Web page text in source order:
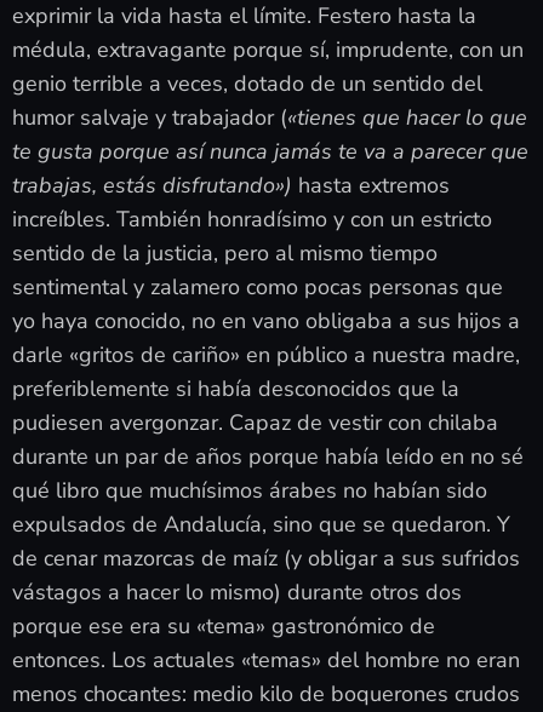
exprimir la vida hasta el límite. Festero hasta la
médula, extravagante porque sí, imprudente, con un
genio terrible a veces, dotado de un sentido del
humor salvaje y trabajador («tienes que hacer lo que
te gusta porque así nunca jamás te va a parecer que
trabajas, estás disfrutando») hasta extremos
increíbles. También honradísimo y con un estricto
sentido de la justicia, pero al mismo tiempo
sentimental y zalamero como pocas personas que
yo haya conocido, no en vano obligaba a sus hijos a
darle «gritos de cariño» en público a nuestra madre,
preferiblemente si había desconocidos que la
pudiesen avergonzar. Capaz de vestir con chilaba
durante un par de años porque había leído en no sé
qué libro que muchísimos árabes no habían sido
expulsados de Andalucía, sino que se quedaron. Y
de cenar mazorcas de maíz (y obligar a sus sufridos
vástagos a hacer lo mismo) durante otros dos
porque ese era su «tema» gastronómico de
entonces. Los actuales «temas» del hombre no eran
menos chocantes: medio kilo de boquerones crudos